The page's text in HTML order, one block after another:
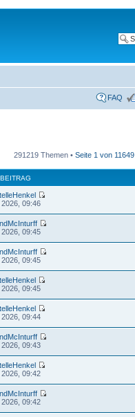
FAQ
291219 Themen • Seite 1 von 11649
2026, 09:46
2026, 09:45
2026, 09:45
2026, 09:45
2026, 09:44
2026, 09:43
2026, 09:42
2026, 09:42